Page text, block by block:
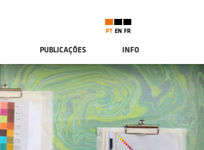
PT EN FR
PUBLICAÇÕES INFO